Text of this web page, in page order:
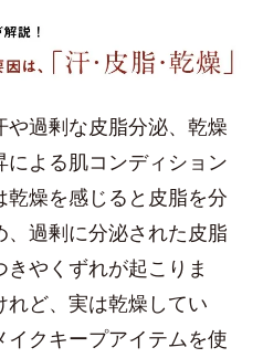
過剰な皮脂分泌、乾燥
よる肌コンディション
燥を感じると皮脂を分
過剰に分泌された皮脂
やくずれが起こりま
ど、実は乾燥してい
クキープアイテムを使